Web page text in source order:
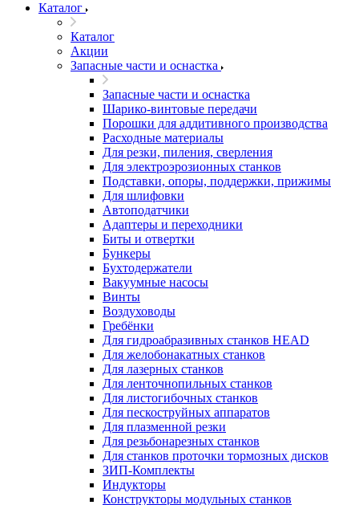
Каталог
Каталог
Акции
Запасные части и оснастка
Запасные части и оснастка
Шарико-винтовые передачи
Порошки для аддитивного производства
Расходные материалы
Для резки, пиления, сверления
Для электроэрозионных станков
Подставки, опоры, поддержки, прижимы
Для шлифовки
Автоподатчики
Адаптеры и переходники
Биты и отвертки
Бункеры
Бухтодержатели
Вакуумные насосы
Винты
Воздуховоды
Гребёнки
Для гидроабразивных станков HEAD
Для желобонакатных станков
Для лазерных станков
Для ленточнопильных станков
Для листогибочных станков
Для пескоструйных аппаратов
Для плазменной резки
Для резьбонарезных станков
Для станков проточки тормозных дисков
ЗИП-Комплекты
Индукторы
Конструкторы модульных станков